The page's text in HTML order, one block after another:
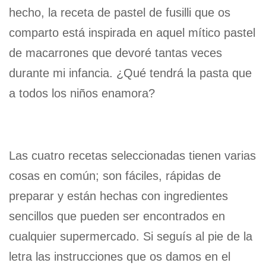
hecho, la receta de pastel de fusilli que os
comparto está inspirada en aquel mítico pastel
de macarrones que devoré tantas veces
durante mi infancia. ¿Qué tendrá la pasta que
a todos los niños enamora?
Las cuatro recetas seleccionadas tienen varias
cosas en común; son fáciles, rápidas de
preparar y están hechas con ingredientes
sencillos que pueden ser encontrados en
cualquier supermercado. Si seguís al pie de la
letra las instrucciones que os damos en el